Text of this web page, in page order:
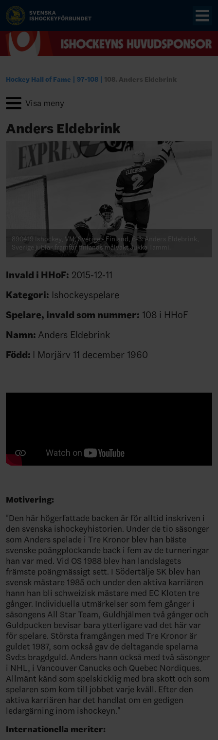
Hockey Hall of Fame 97-108 108. Anders Eldebrink
Anders Eldebrink
890419 Ishockey, VM, Sverige - Finland, 6-3: Anders Eldebrink,
Sverige jublar framför finlands målvakt Jukka Tammi.
Invald i HHoF: 2015-12-11
Kategori: Ishockeyspelare
Spelare, invald som nummer: 108 i HHoF
Namn: Anders Eldebrink
Född: I Morjärv 11 december 1960
Motivering:
"Den här högerfattade backen är för alltid inskriven i
den svenska ishockeyhistorien. Under de tio säsonger
som Anders spelade i Tre Kronor blev han bäste
svenske poängplockande back i fem av de turneringar
han var med. Vid OS 1988 blev han landslagets
främste poängmässigt sett. I Södertälje SK blev han
svensk mästare 1985 och under den aktiva karriären
hann han bli schweizisk mästare med EC Kloten tre
gånger. Individuella utmärkelser som fem gånger i
säsongens All Star Team, Guldhjälmen två gånger och
Guldpucken bevisar bara ytterligare vad det här var
för spelare. Största framgången med Tre Kronor är
guldet 1987, som också gav de deltagande spelarna
Svd:s bragdguld. Anders hann också med två säsonger
i NHL, i Vancouver Canucks och Quebec Nordiques.
Allmänt känd som spelskicklig med bra skott och som
spelaren som kom till jobbet varje kväll. Efter den
aktiva karriären har det handlat om en gedigen
ledargärning inom ishockeyn."
Internationella meriter: